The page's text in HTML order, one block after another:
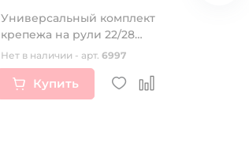
Универсальный комплект
крепежа на рули 22/28
для защиты R-Tech FLX
ALU, RAPTOR (алюминий)
Нет в наличии - арт. 6997
Купить